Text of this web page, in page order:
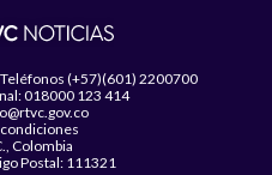
Teléfonos (+57)(601) 2200700
018000 123 414
Colombia
Postal: 111321